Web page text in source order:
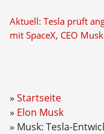
Aktuell: Tesla prüft
mit SpaceX, CEO
Startseite
Elon Musk
Musk: Tesla-